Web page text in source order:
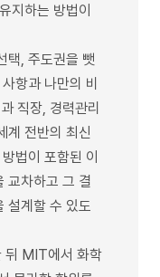
지하는 방법이
택, 주도권을 뺏
항과 나만의 비
직장, 경력관리
계 전반의 최신
법이 포함된 이
교차하고 그 결
설계할 수 있도
뒤 MIT에서 화학